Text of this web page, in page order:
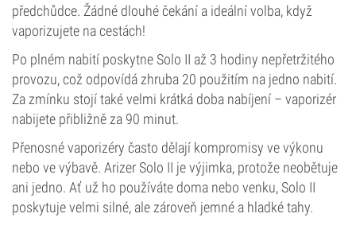
předchůdce. Žádné dlouhé čekání a ideální volba, když
vaporizujete na cestách!
Po plném nabití poskytne Solo II až 3 hodiny nepřetržitého
provozu, což odpovídá zhruba 20 použitím na jedno nabití.
Za zmínku stojí také velmi krátká doba nabíjení – vaporizér
nabijete přibližně za 90 minut.
Přenosné vaporizéry často dělají kompromisy ve výkonu
nebo ve výbavě. Arizer Solo II je výjimka, protože neobětuje
ani jedno. Ať už ho používáte doma nebo venku, Solo II
poskytuje velmi silné, ale zároveň jemné a hladké tahy.